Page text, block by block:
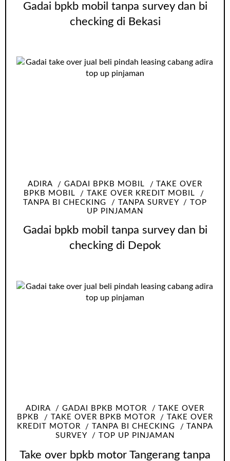
Gadai bpkb mobil tanpa survey dan bi
checking di Bekasi
ADIRA GADAI BPKB MOBIL
TAKE OVER
BPKB MOBIL
TAKE OVER KREDIT MOBIL
TANPA BI CHECKING
TANPA SURVEY
TOP
UP PINJAMAN
Gadai bpkb mobil tanpa survey dan bi
checking di Depok
ADIRA GADAI BPKB MOTOR
TAKE OVER
BPKB
TAKE OVER BPKB MOTOR
TAKE OVER
KREDIT MOTOR
TANPA BI CHECKING
TANPA
SURVEY
TOP UP PINJAMAN
Take over bpkb motor Tangerang tanpa